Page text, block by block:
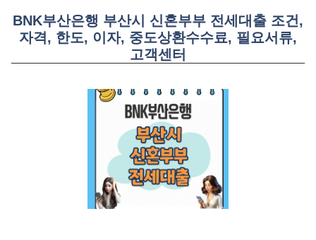
BNK부산은행 부산시 신혼부부 전세대출 조건,
자격, 한도, 이자, 중도상환수수료, 필요서류,
고객센터